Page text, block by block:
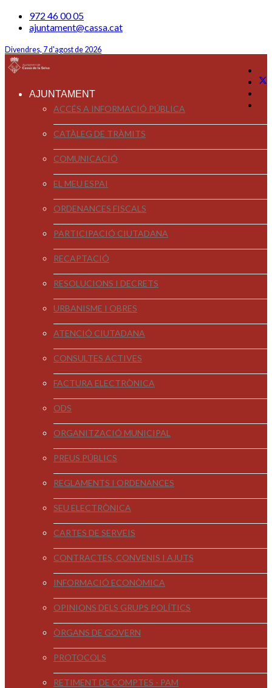
972 46 00 05
ajuntament@cassa.cat
Divendres, 7 d'agost de 2026
AJUNTAMENT
ACCÉS A INFORMACIÓ PÚBLICA
CATÀLEG DE TRÀMITS
COMUNICACIÓ
EL MEU ESPAI
ORDENANCES FISCALS
PARTICIPACIÓ CIUTADANA
RECAPTACIÓ
RESOLUCIONS I DECRETS
URBANISME I OBRES
ATENCIÓ CIUTADANA
CONSULTES ACTIVES
FACTURA ELECTRÒNICA
ODS
ORGANITZACIÓ MUNICIPAL
PREUS PÚBLICS
REGLAMENTS I ORDENANCES
SEU ELECTRÒNICA
CARTES DE SERVEIS
CONTRACTES, CONVENIS I AJUTS
INFORMACIÓ ECONÒMICA
OPINIONS DELS GRUPS POLÍTICS
ÒRGANS DE GOVERN
PROTOCOLS
RETIMENT DE COMPTES - PAM